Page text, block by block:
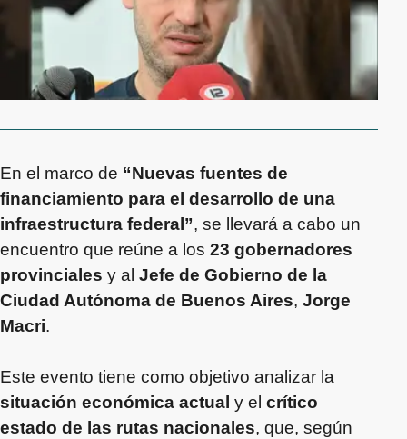
En el marco de “Nuevas fuentes de
financiamiento para el desarrollo de una
infraestructura federal”, se llevará a cabo un
encuentro que reúne a los 23 gobernadores
provinciales y al Jefe de Gobierno de la
Ciudad Autónoma de Buenos Aires, Jorge
Macri.
Este evento tiene como objetivo analizar la
situación económica actual y el crítico
estado de las rutas nacionales, que, según